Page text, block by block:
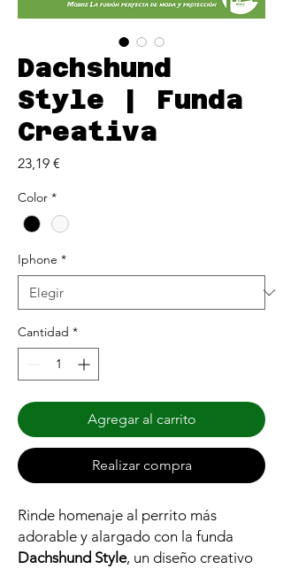
Dachshund
Style | Funda
Creativa
23,19 €
Color *
Iphone *
Cantidad *
Agregar al carrito
Realizar compra
Rinde homenaje al perrito más
adorable y alargado con la funda
Dachshund Style, un diseño creativo